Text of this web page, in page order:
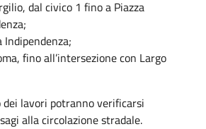
dal civico 1 fino a Piazza
Indipendenza;
fino all’intersezione con Largo
lavori potranno verificarsi
alla circolazione stradale.